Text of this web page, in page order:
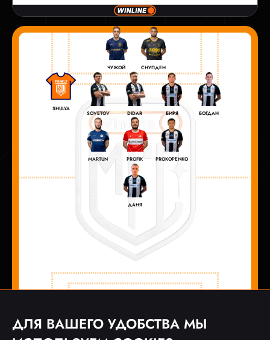
ЧУЖОЙ СНУПДЕН
SHULYA
SOVETOV DIDAR БИРЯ БОГДАН
MARTUN PROFIK PROKOPENKO
ДАНЯ
ДЛЯ ВАШЕГО УДОБСТВА МЫ